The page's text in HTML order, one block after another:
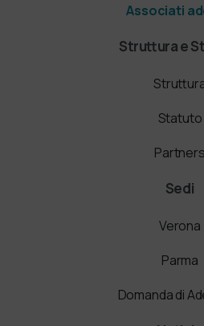
Associati
Struttura e
Statuto
Partners
Sedi
Verona
Parma
Domanda di